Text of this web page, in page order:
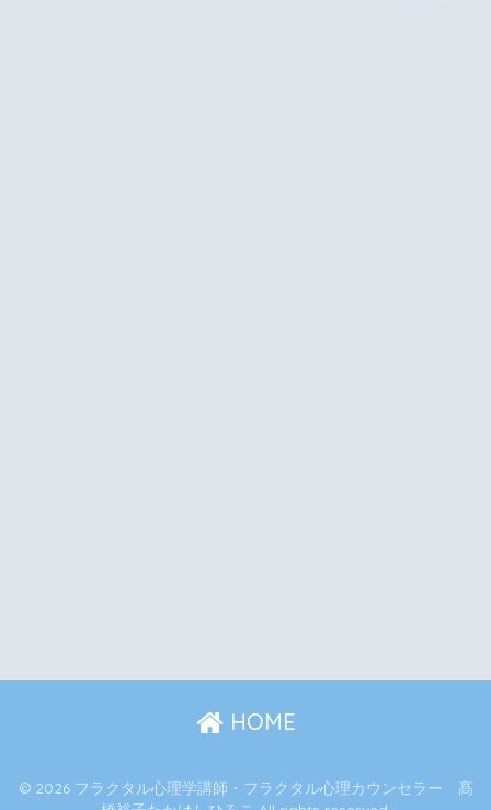
HOME
© 2026 フラクタル心理学講師・フラクタル心理カウンセラー 髙